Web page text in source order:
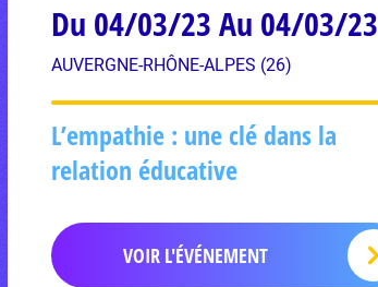
Du 04/03/23 Au 04/03/23
AUVERGNE-RHÔNE-ALPES (26)
L’empathie : une clé dans la
relation éducative
VOIR L'ÉVÉNEMENT